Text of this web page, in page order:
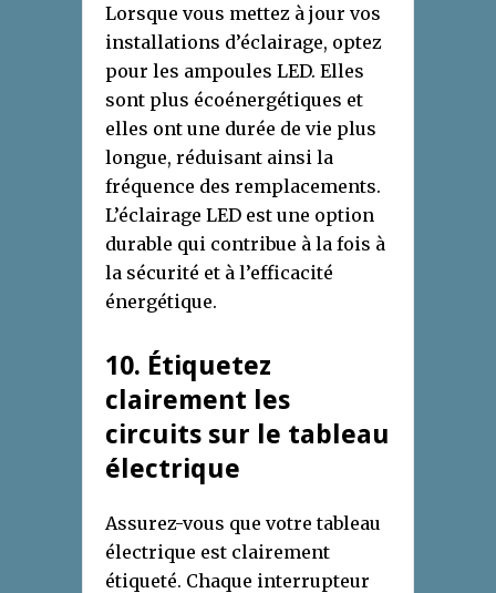
Lorsque vous mettez à jour vos
installations d’éclairage, optez
pour les ampoules LED. Elles
sont plus écoénergétiques et
elles ont une durée de vie plus
longue, réduisant ainsi la
fréquence des remplacements.
L’éclairage LED est une option
durable qui contribue à la fois à
la sécurité et à l’efficacité
énergétique.
10. Étiquetez
c lairement les
circuits sur le tableau
é lectrique
Assurez-vous que votre tableau
électrique est clairement
étiqueté. Chaque interrupteur